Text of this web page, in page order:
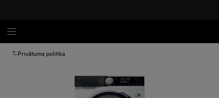
Privātuma politika